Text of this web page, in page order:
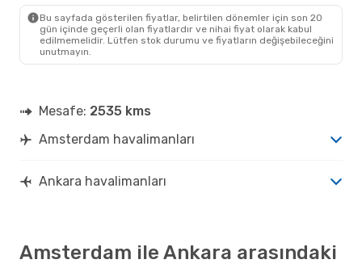
Bu sayfada gösterilen fiyatlar, belirtilen dönemler için son 20
gün içinde geçerli olan fiyatlardır ve nihai fiyat olarak kabul
edilmemelidir. Lütfen stok durumu ve fiyatların değişebileceğini
unutmayın.
Mesafe: 2535 kms
Amsterdam havalimanları
Ankara havalimanları
Amsterdam ile Ankara arasındaki